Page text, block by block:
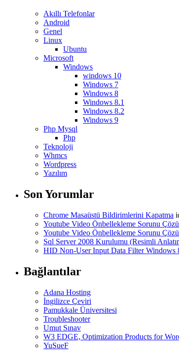
Akıllı Telefonlar
Android
Genel
Linux
Ubuntu
Microsoft
Windows
windows 10
Windows 7
Windows 8
Windows 8.1
Windows 8.2
Windows 9
Php Mysql
Php
Teknoloji
Whmcs
Wordpress
Yazılım
Son Yorumlar
Chrome Masaüstü Bildirimlerini Kapatma
Youtube Video Önbellekleme Sorunu
Youtube Video Önbellekleme Sorunu
Sql Server 2008 Kurulumu (Resimli
HID Non-User Input Data Filter Windows
Bağlantılar
Adana Hosting
İngilizce Çeviri
Pamukkale Üniversitesi
Troubleshooter
Umut Sınav
W3 EDGE, Optimization Products for
YuSueF